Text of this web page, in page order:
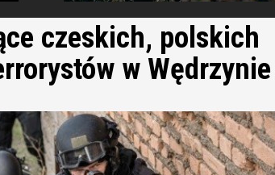
czeskich, polskich
w Wędrzynie